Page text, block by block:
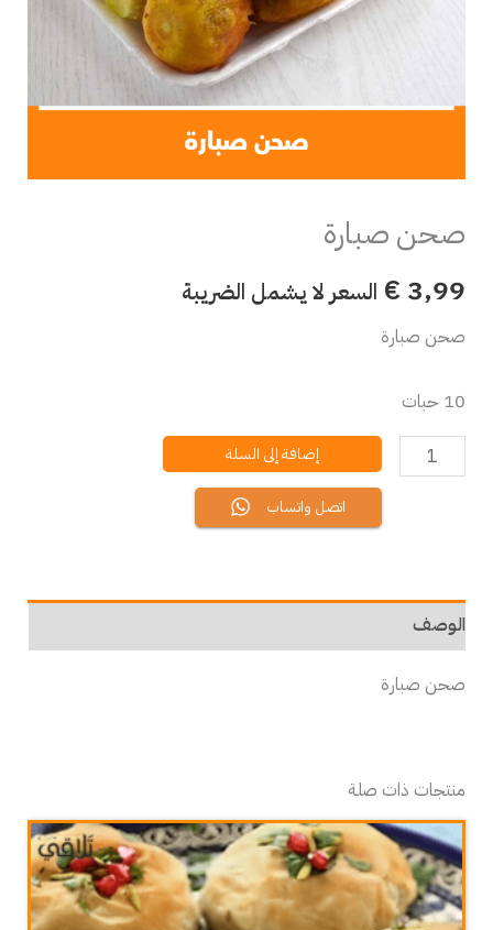
صحن صبارة
€ 3,99 السعر لا يشمل الضريبة
صحن صبارة
10 حبات
إضافة إلى السلة
اتصل واتساب
الوصف
صحن صبارة
منتجات ذات صلة